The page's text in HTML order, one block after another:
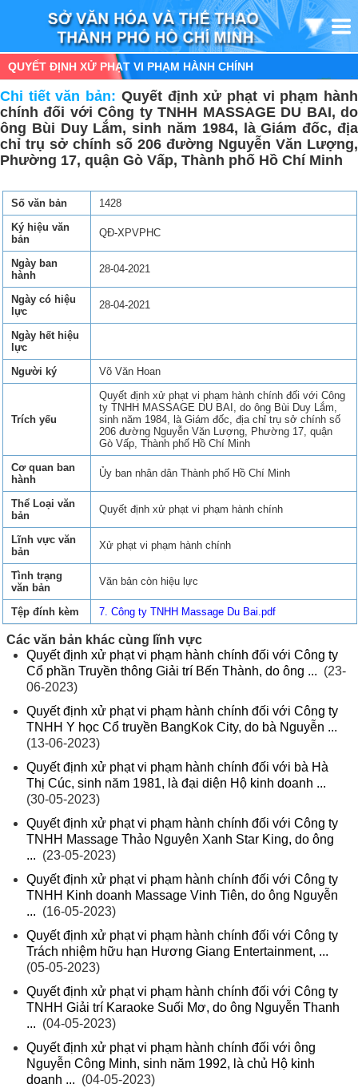
QUYẾT ĐỊNH XỬ PHẠT VI PHẠM HÀNH CHÍNH
Chi tiết văn bản: Quyết định xử phạt vi phạm hành
chính đối với Công ty TNHH MASSAGE DU BAI, do
ông Bùi Duy Lắm, sinh năm 1984, là Giám đốc, địa
chỉ trụ sở chính số 206 đường Nguyễn Văn Lượng,
Phường 17, quận Gò Vấp, Thành phố Hồ Chí Minh
Số văn bản
1428
Ký hiệu văn
bản
QĐ-XPVPHC
Ngày ban
hành
28-04-2021
Ngày có hiệu
lực
28-04-2021
Ngày hết hiệu
lực
Người ký
Võ Văn Hoan
Trích yếu
Quyết định xử phạt vi phạm hành chính đối với Công
ty TNHH MASSAGE DU BAI, do ông Bùi Duy Lắm,
sinh năm 1984, là Giám đốc, địa chỉ trụ sở chính số
206 đường Nguyễn Văn Lượng, Phường 17, quận
Gò Vấp, Thành phố Hồ Chí Minh
Cơ quan ban
hành
Ủy ban nhân dân Thành phố Hồ Chí Minh
Thể Loại văn
bản
Quyết định xử phạt vi phạm hành chính
Lĩnh vực văn
bản
Xử phạt vi phạm hành chính
Tình trạng
văn bản
Văn bản còn hiệu lực
Tệp đính kèm 7. Công ty TNHH Massage Du Bai.pdf
Các văn bản khác cùng lĩnh vực
Quyết định xử phạt vi phạm hành chính đối với Công ty
Cổ phần Truyền thông Giải trí Bến Thành, do ông ... (23-
06-2023)
Quyết định xử phạt vi phạm hành chính đối với Công ty
TNHH Y học Cổ truyền BangKok City, do bà Nguyễn ...
(13-06-2023)
Quyết định xử phạt vi phạm hành chính đối với bà Hà
Thị Cúc, sinh năm 1981, là đại diện Hộ kinh doanh ...
(30-05-2023)
Quyết định xử phạt vi phạm hành chính đối với Công ty
TNHH Massage Thảo Nguyên Xanh Star King, do ông
... (23-05-2023)
Quyết định xử phạt vi phạm hành chính đối với Công ty
TNHH Kinh doanh Massage Vinh Tiên, do ông Nguyễn
... (16-05-2023)
Quyết định xử phạt vi phạm hành chính đối với Công ty
Trách nhiệm hữu hạn Hương Giang Entertainment, ...
(05-05-2023)
Quyết định xử phạt vi phạm hành chính đối với Công ty
TNHH Giải trí Karaoke Suối Mơ, do ông Nguyễn Thanh
... (04-05-2023)
Quyết định xử phạt vi phạm hành chính đối với ông
Nguyễn Công Minh, sinh năm 1992, là chủ Hộ kinh
doanh ... (04-05-2023)